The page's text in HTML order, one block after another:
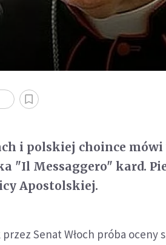
i polskiej choince
"Il Messaggero" kard.
Apostolskiej.
Senat Włoch próba oceny